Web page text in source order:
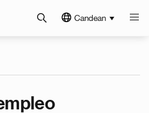
Candean